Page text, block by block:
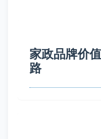
家政品牌价
路